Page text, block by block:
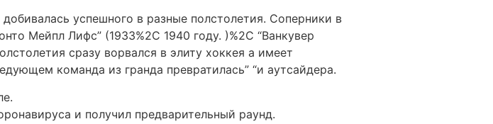
успешного в разные полстолетия. Соперники в
Мейпл Лифс” (1933%2C 1940 году. )%2C “Ванкувер
сразу ворвался в элиту хоккея а имеет
команда из гранда превратилась” “и аутсайдера.
и получил предварительный раунд.